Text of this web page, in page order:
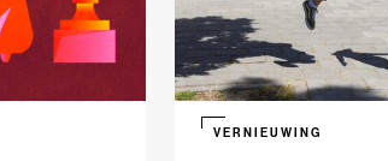
VERNIEUWING